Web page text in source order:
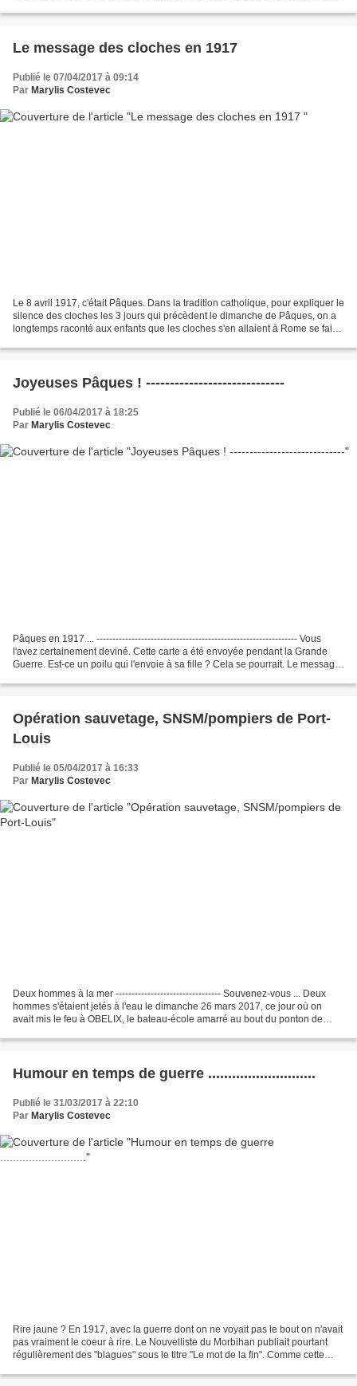
Le message des cloches en 1917
Publié le 07/04/2017 à 09:14
Par Marylis Costevec
Le 8 avril 1917, c'était Pâques. Dans la tradition catholique, pour expliquer le
silence des cloches les 3 jours qui précèdent le dimanche de Pâques, on a
longtemps raconté aux enfants que les cloches s'en allaient à Rome se faire
Joyeuses Pâques ! -----------------------------
Publié le 06/04/2017 à 18:25
Par Marylis Costevec
Pâques en 1917 ... --------------------------------------------------------------- Vous
l'avez certainement deviné. Cette carte a été envoyée pendant la Grande
Guerre. Est-ce un poilu qui l'envoie à sa fille ? Cela se pourrait. Le message
Opération sauvetage, SNSM/pompiers de Port-
Louis
Publié le 05/04/2017 à 16:33
Par Marylis Costevec
Deux hommes à la mer --------------------------------- Souvenez-vous ... Deux
hommes s'étaient jetés à l'eau le dimanche 26 mars 2017, ce jour où on
avait mis le feu à OBELIX, le bateau-école amarré au bout du ponton de
Humour en temps de guerre ...........................
Publié le 31/03/2017 à 22:10
Par Marylis Costevec
Rire jaune ? En 1917, avec la guerre dont on ne voyait pas le bout on n'avait
pas vraiment le coeur à rire. Le Nouvelliste du Morbihan publiait pourtant
régulièrement des "blagues" sous le titre "Le mot de la fin". Comme cette